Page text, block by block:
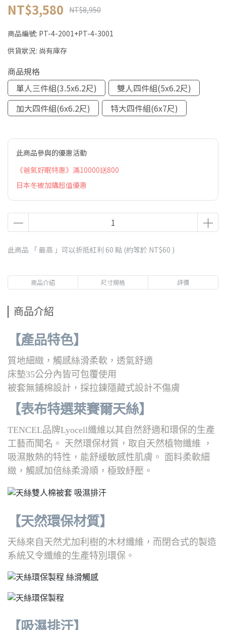
NT$3,580 NT$8,950
商品編號: PT-4-2001+PT-4-3001
供貨狀況: 尚有庫存
商品規格
單人三件組(3.5x6.2尺)
雙人四件組(5x6.2尺)
加大四件組(6x6.2尺)
特大四件組(6x7尺)
此商品參與的優惠活動
《爸氣好眠特惠》滿10000送800
日本冬被加購超值優惠
此商品 「 最高 」可以折抵紅利 60 點 (約等於 NT$60 )
商品介紹 尺寸規格 評價
商品介紹
【產品特色】
質地細緻，觸感絲滑柔軟，透氣舒適
床墊35公分內皆可包覆使用
被套無鋪棉設計，採拉鍊隱藏式設計不傷膚
【表布特選萊賽爾天絲】
TENCEL品牌Lyocell纖維以其自然舒適和環保的生產
工藝而聞名。 天然環保材質，取自天然植物纖維 ，
吸濕散熱的特性，能舒緩敏感性肌膚。 面料柔軟細
緻，觸感加倍絲柔滑順，極致紓壓。
【天然環保材質】
天絲來自天然尤加利樹的木材纖維，而閉合式的製造
系統又令纖維的生產特別環保。
【吸濕排汗】